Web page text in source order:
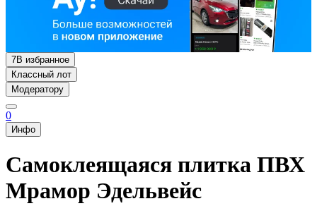
7В избранное
Классный лот
Модератору
0
Инфо
Самоклеящаяся плитка ПВХ
Мрамор Эдельвейс